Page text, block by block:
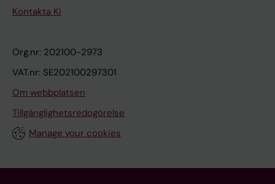
Kontakta KI
Org.nr: 202100-2973
VAT.nr: SE202100297301
Om webbplatsen
Tillgänglighetsredogörelse
Manage your cookies